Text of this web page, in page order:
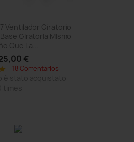
rápida
Ventilador Giratorio
Giratoria Mismo
Que La...
€
star 18 Comentarios